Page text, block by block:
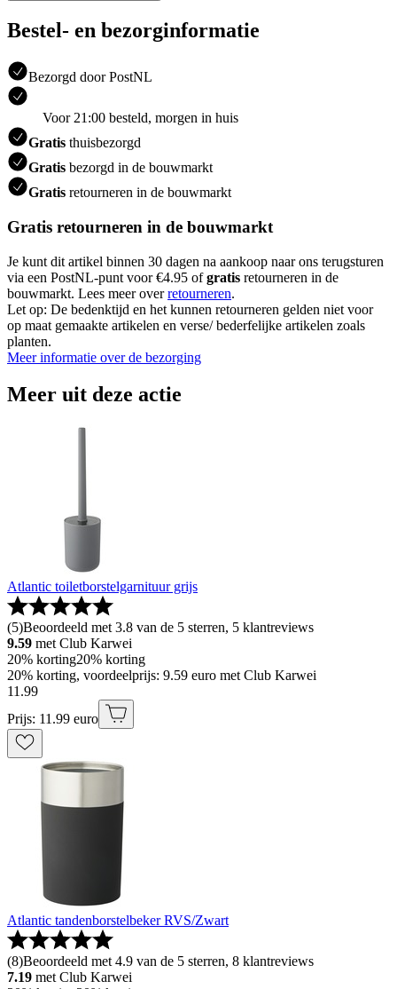
Bestel- en bezorginformatie
Bezorgd door PostNL
Voor 21:00 besteld, morgen in huis
Gratis thuisbezorgd
Gratis bezorgd in de bouwmarkt
Gratis retourneren in de bouwmarkt
Gratis retourneren in de bouwmarkt
Je kunt dit artikel binnen 30 dagen na aankoop naar ons terugsturen
via een PostNL-punt voor €4.95 ofgratis retourneren in de
bouwmarkt. Lees meer overretourneren.
Let op: De bedenktijd en het kunnen retourneren gelden niet voor
op maat gemaakte artikelen en verse/ bederfelijke artikelen zoals
planten.
Meer informatie over de bezorging
Meer uit deze actie
Atlantic toiletborstelgarnituur grijs
(5)Beoordeeld met 3.8 van de 5 sterren, 5 klantreviews
9.59 met Club Karwei
20% korting20% korting
20% korting, voordeelprijs: 9.59 euro met Club Karwei
11 .99
Prijs: 11.99 euro
Atlantic tandenborstelbeker RVS/Zwart
(8)Beoordeeld met 4.9 van de 5 sterren, 8 klantreviews
7.19 met Club Karwei